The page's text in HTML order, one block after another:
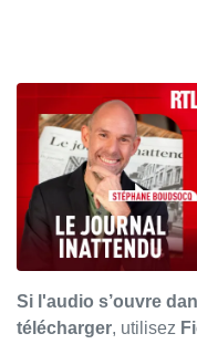
Si l'audio s’ouvre
télécharger, utilisez